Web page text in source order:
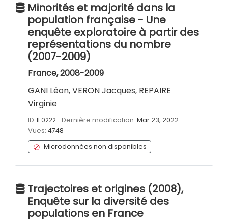
Minorités et majorité dans la
population française - Une
enquête exploratoire à partir des
représentations du nombre
(2007-2009)
France, 2008-2009
GANI Léon, VERON Jacques, REPAIRE
Virginie
ID: IE0222 Dernière modification: Mar 23, 2022
Vues: 4748
Microdonnées non disponibles
Trajectoires et origines (2008),
Enquête sur la diversité des
populations en France